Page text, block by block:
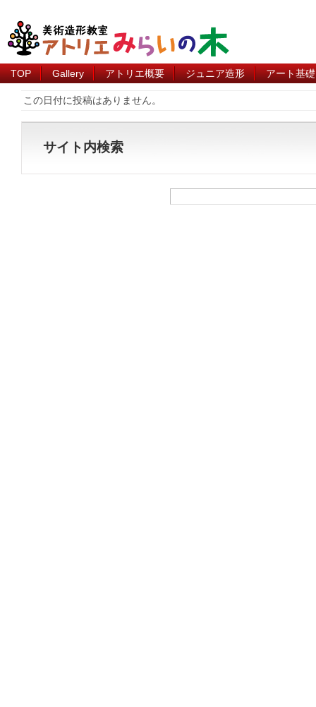
TOP Gallery アトリエ概要 ジュニア造形 アート基礎
この日付に投稿はありません。
サイト内検索